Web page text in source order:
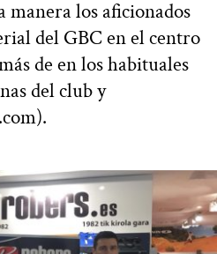
manera los aficionados
del GBC en el centro
de en los habituales
del club y